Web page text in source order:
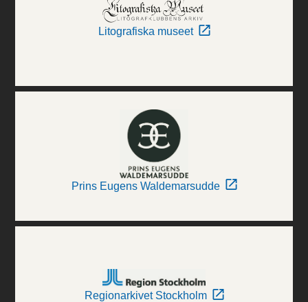
Litografiska museet
Prins Eugens Waldemarsudde
Regionarkivet Stockholm